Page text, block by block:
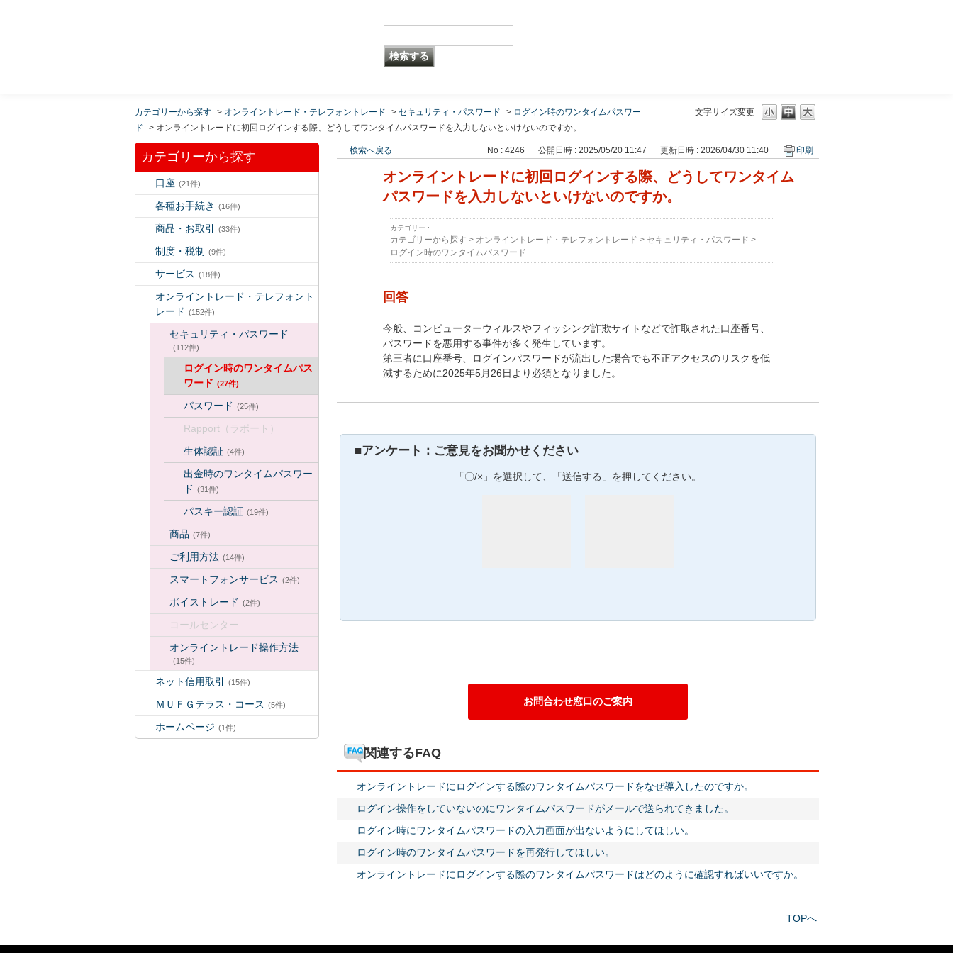
文字サイズ変更
カテゴリーから探す > オンライントレード・テレフォントレード > セキュリティ・パスワード > ログイン時のワンタイムパスワー
ド
> オンライントレードに初回ログインする際、どうしてワンタイムパスワードを入力しないといけないのですか。
カテゴリーから探す
口座 (21件)
各種お手続き (16件)
商品・お取引 (33件)
制度・税制 (9件)
サービス (18件)
オンライントレード・テレフォント
レード (152件)
セキュリティ・パスワード
(112件)
ログイン時のワンタイムパス
ワード (27件)
パスワード (25件)
Rapport（ラポート）
生体認証 (4件)
出金時のワンタイムパスワー
ド (31件)
パスキー認証 (19件)
商品 (7件)
ご利用方法 (14件)
スマートフォンサービス (2件)
ボイストレード (2件)
コールセンター
オンライントレード操作方法
(15件)
ネット信用取引 (15件)
ＭＵＦＧテラス・コース (5件)
ホームページ (1件)
検索へ戻る No : 4246 公開日時 : 2025/05/20 11:47 更新日時 : 2026/04/30 11:40 印刷
オンライントレードに初回ログインする際、どうしてワンタイム
パスワードを入力しないといけないのですか。
カテゴリー :
カテゴリーから探す > オンライントレード・テレフォントレード > セキュリティ・パスワード >
ログイン時のワンタイムパスワード
回答
今般、コンピューターウィルスやフィッシング詐欺サイトなどで詐取された口座番号、
パスワードを悪用する事件が多く発生しています。
第三者に口座番号、ログインパスワードが流出した場合でも不正アクセスのリスクを低
減するために2025年5月26日より必須となりました。
■アンケート：ご意見をお聞かせください
「〇/×」を選択して、「送信する」を押してください。
お問合わせ窓口のご案内
関連するFAQ
オンライントレードにログインする際のワンタイムパスワードをなぜ導入したのですか。
ログイン操作をしていないのにワンタイムパスワードがメールで送られてきました。
ログイン時にワンタイムパスワードの入力画面が出ないようにしてほしい。
ログイン時のワンタイムパスワードを再発行してほしい。
オンライントレードにログインする際のワンタイムパスワードはどのように確認すればいいですか。
TOPへ